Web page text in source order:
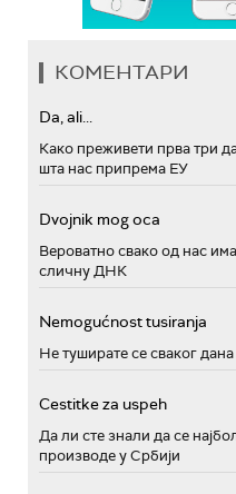
КОМЕНТАРИ
Da, ali...
Како преживети прва три
шта нас припрема ЕУ
Dvojnik mog oca
Вероватно свако од нас
сличну ДНК
Nemogućnost tusiranja
Не туширате се сваког
Cestitke za uspeh
Да ли сте знали да се
производе у Србији